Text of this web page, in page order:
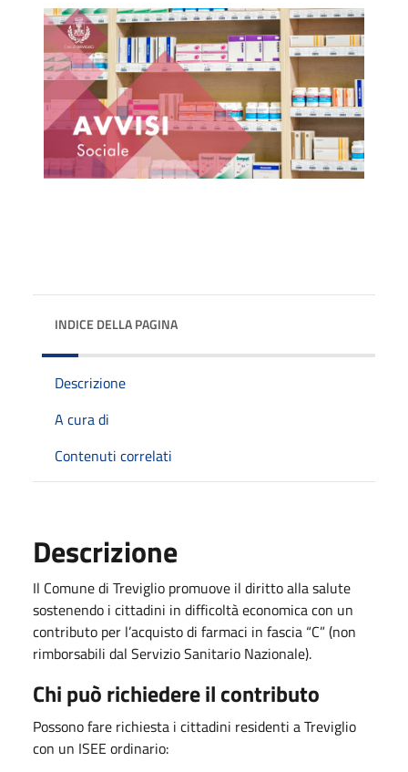
INDICE DELLA PAGINA
Descrizione
A cura di
Contenuti correlati
Descrizione
Il Comune di Treviglio promuove il diritto alla salute
sostenendo i cittadini in difficoltà economica con un
contributo per l’acquisto di farmaci in fascia “C” (non
rimborsabili dal Servizio Sanitario Nazionale).
Chi può richiedere il contributo
Possono fare richiesta i cittadini residenti a Treviglio
con un ISEE ordinario: